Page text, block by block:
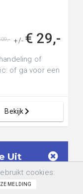
+/- € 29,-
of
of ga voor een
Bekijk
Uit
Dagje &
cookies:
MELDING